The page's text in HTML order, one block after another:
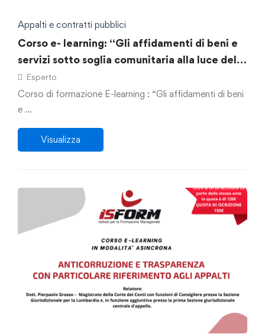
Appalti e contratti pubblici
Corso e- learning: “Gli affidamenti di beni e
servizi sotto soglia comunitaria alla luce del
D.lgs. 36/2023: le modalità degli affidamenti
dei servizi legali.”
Esperto
Corso di formazione E-learning : “Gli affidamenti di beni
e …
Visualizza